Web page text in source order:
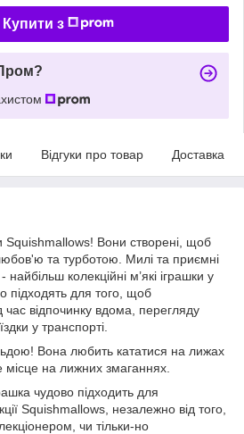
Купити з
Відгуки про товар Доставка
Squishmallows! Вони створені, щоб
та турботою. Милі та приємні
колекційні м’які іграшки у
підходять для того, щоб
час відпочинку вдома, перегляду
у транспорті.
Вона любить кататися на лижах
на лижних змаганнях.
чудово підходить для
Squishmallows, незалежно від того,
чи тільки-но